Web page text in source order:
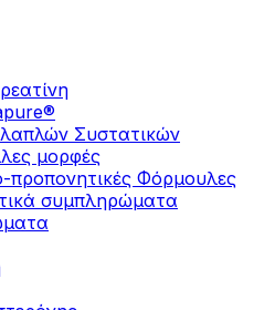
Συστατικών
μορφές
προπονητικές Φόρμουλες
συμπληρώματα